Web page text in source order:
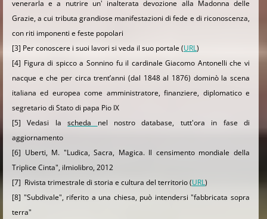
venerarla e a nutrire un' inalterata devozione alla Madonna delle
Grazie, a cui tributa grandiose manifestazioni di fede e di riconoscenza,
con riti imponenti e feste popolari
[3] Per conoscere i suoi lavori si veda il suo portale (URL)
[4] Figura di spicco a Sonnino fu il cardinale Giacomo Antonelli che vi
nacque e che per circa trent’anni (dal 1848 al 1876) dominò la scena
italiana ed europea come amministratore, finanziere, diplomatico e
segretario di Stato di papa Pio IX
[5] Vedasi lascheda nel nostro database, tutt'ora in fase di
aggiornamento
[6] Uberti, M. "Ludica, Sacra, Magica. Il censimento mondiale della
Triplice Cinta", ilmiolibro, 2012
[7] Rivista trimestrale di storia e cultura del territorio (URL)
[8] "Subdivale", riferito a una chiesa, può intendersi "fabbricata sopra
terra"